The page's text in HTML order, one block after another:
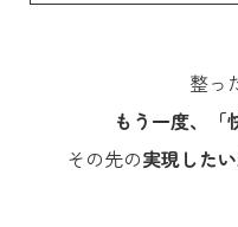
整っ
もう一度、「
その先の実現した